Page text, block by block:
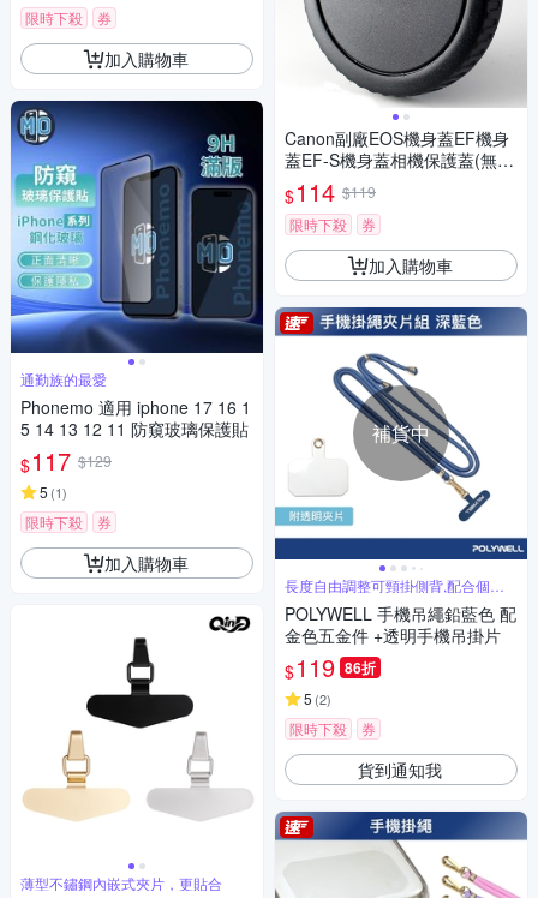
限時下殺 券
加入購物車
通勤族的最愛
Phonemo 適用 iphone 17 16 1
5 14 13 12 11 防窺玻璃保護貼
$117 $129
5 (1)
限時下殺 券
加入購物車
薄型不鏽鋼內嵌式夾片，更貼合
Canon副廠EOS機身蓋EF機身
蓋EF-S機身蓋相機保護蓋(無字
樣;相容佳能原廠R-F-3機身蓋)b
ody cap-料號PEFBC
$114 $119
限時下殺
券
加入購物車
補貨中
長度自由調整可頸掛側背,配合個人
使用習慣
POLYWELL 手機吊繩鉛藍色 配
金色五金件 +透明手機吊掛片
$119 86折
5 (2)
限時下殺 券
貨到通知我